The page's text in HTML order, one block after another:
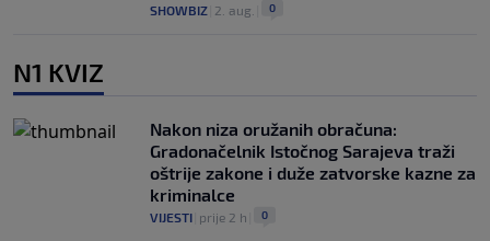
SHOWBIZ 2. aug. 0
N1 KVIZ
Nakon niza oružanih obračuna:
Gradonačelnik Istočnog Sarajeva traži
oštrije zakone i duže zatvorske kazne za
kriminalce
VIJESTI prije 2 h 0